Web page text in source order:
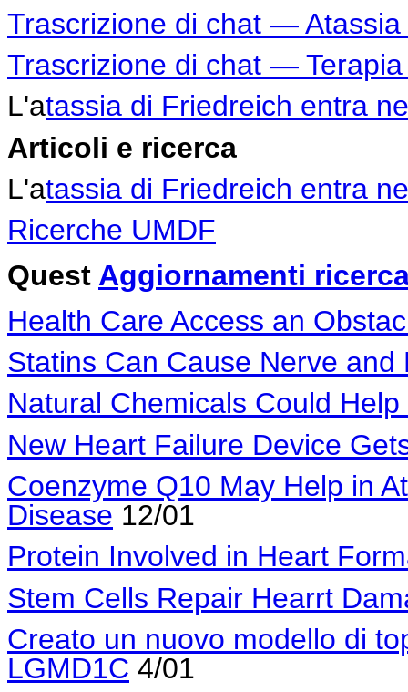
Trascrizione di chat —
Trascrizione di chat — Terapia
L'atassia di Friedreich entra
Articoli e ricerca
L'atassia di Friedreich entra
Ricerche UMDF
Quest Aggiornamenti
Health Care Access an
Statins Can Cause Nerve
Natural Chemicals Could
New Heart Failure Device
Coenzyme Q10 May Help in
Disease 12/01
Protein Involved in Heart
Stem Cells Repair Hearrt
Creato un nuovo modello di
LGMD1C 4/01